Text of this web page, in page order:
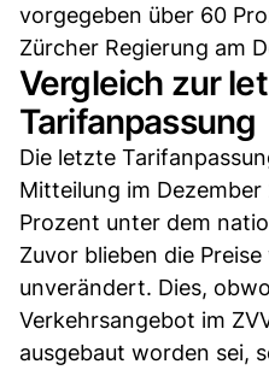
vorgegeben über 60
Zürcher Regierung am
Vergleich zur
Tarifanpassung
Die letzte
Mitteilung im
Prozent unter dem
Zuvor blieben die
unverändert. Dies,
Verkehrsangebot im
ausgebaut worden sei,